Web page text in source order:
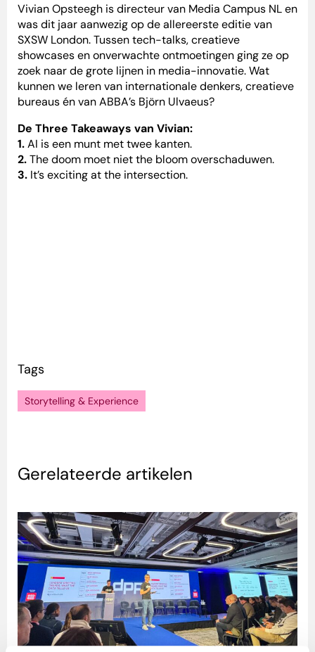
Vivian Opsteegh is directeur van Media Campus NL en
was dit jaar aanwezig op de allereerste editie van
SXSW London. Tussen tech-talks, creatieve
showcases en onverwachte ontmoetingen ging ze op
zoek naar de grote lijnen in media-innovatie. Wat
kunnen we leren van internationale denkers, creatieve
bureaus én van ABBA’s Björn Ulvaeus?
De Three Takeaways van Vivian:
1.AI is een munt met twee kanten.
2.The doom moet niet the bloom overschaduwen.
3. It’s exciting at the intersection.
Tags
Storytelling & Experience
Gerelateerde artikelen